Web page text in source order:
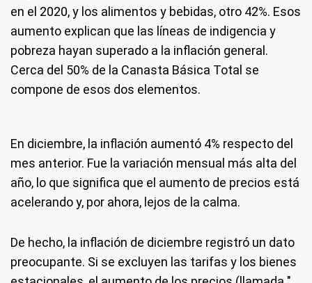
en el 2020, y los alimentos y bebidas, otro 42%. Esos
aumento explican que las líneas de indigencia y
pobreza hayan superado a la inflación general.
Cerca del 50% de la Canasta Básica Total se
compone de esos dos elementos.
En diciembre, la inflación aumentó 4% respecto del
mes anterior. Fue la variación mensual más alta del
año, lo que significa que el aumento de precios está
acelerando y, por ahora, lejos de la calma.
De hecho, la inflación de diciembre registró un dato
preocupante. Si se excluyen las tarifas y los bienes